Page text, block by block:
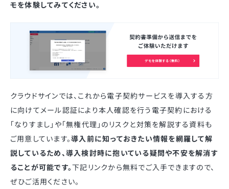
モを体験してみてください。
クラウドサインでは、これから電子契約サービスを導入する方
に向けてメール認証により本人確認を行う電子契約における
「なりすまし」や「無権代理」のリスクと対策を解説する資料も
ご用意しています。導入前に知っておきたい情報を網羅して解
説しているため、導入検討時に抱いている疑問や不安を解消す
ることが可能です。下記リンクから無料でご入手できますので、
ぜひご活用ください。